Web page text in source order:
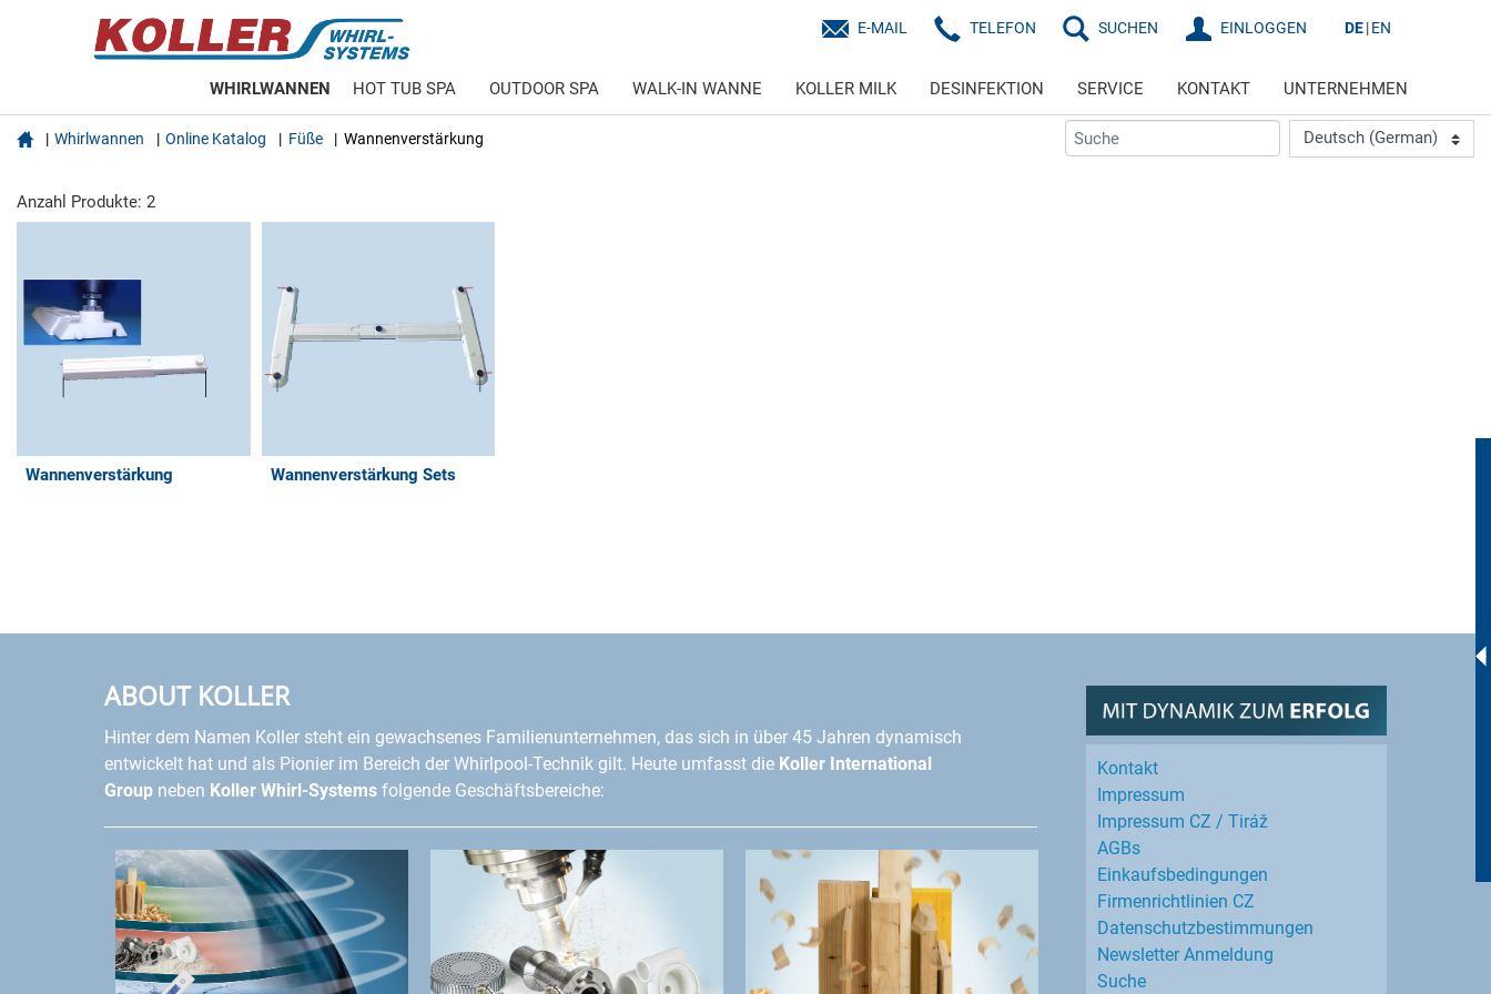
E-MAIL TELEFON SUCHEN EINLOGGEN DE EN
WHIRLWANNEN HOT TUB SPA OUTDOOR SPA WALK-IN WANNE KOLLER MILK DESINFEKTION SERVICE KONTAKT UNTERNEHMEN
 Whirlwannen Online Katalog Füße Wannenverstärkung
Anzahl Produkte: 2
Wannenverstärkung Wannenverstärkung Sets
ABOUT KOLLER
Hinter dem Namen Koller steht ein gewachsenes Familienunternehmen, das sich in über 45 Jahren dynamisch
entwickelt hat und als Pionier im Bereich der Whirlpool-Technik gilt. Heute umfasst die Koller International
Group neben Koller Whirl-Systems folgende Geschäftsbereiche:
Kontakt
Impressum
Impressum CZ / Tiráž
AGBs
Einkaufs­bedingungen
Firmenrichtlinien CZ
Datenschutz­bestimmungen
Newsletter Anmeldung
Suche